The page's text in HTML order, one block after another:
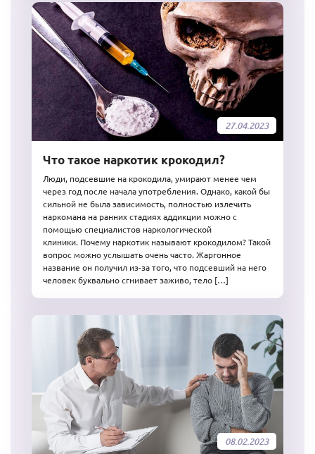
27.04.2023
Что такое наркотик крокодил?
Люди, подсевшие на крокодила, умирают менее чем
через год после начала употребления. Однако, какой бы
сильной не была зависимость, полностью излечить
наркомана на ранних стадиях аддикции можно с
помощью специалистов наркологической
клиники. Почему наркотик называют крокодилом? Такой
вопрос можно услышать очень часто. Жаргонное
название он получил из-за того, что подсевший на него
человек буквально сгнивает заживо, тело […]
08.02.2023